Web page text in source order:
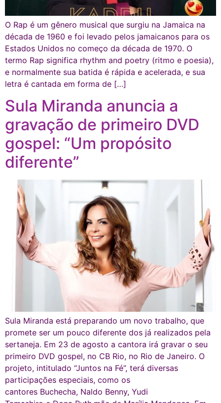
O Rap é um gênero musical que surgiu na Jamaica na
década de 1960 e foi levado pelos jamaicanos para os
Estados Unidos no começo da década de 1970. O
termo Rap significa rhythm and poetry (ritmo e poesia),
e normalmente sua batida é rápida e acelerada, e sua
letra é cantada em forma de […]
Sula Miranda anuncia a
gravação de primeiro DVD
gospel: “Um propósito
diferente”
Sula Miranda está preparando um novo trabalho, que
promete ser um pouco diferente dos já realizados pela
sertaneja. Em 23 de agosto a cantora irá gravar o seu
primeiro DVD gospel, no CB Rio, no Rio de Janeiro. O
projeto, intitulado “Juntos na Fé”, terá diversas
participações especiais, como os
cantores Buchecha, Naldo Benny, Yudi